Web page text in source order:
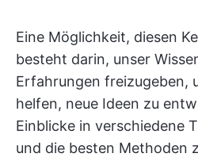
Eine Möglichkeit, diesen
besteht darin, unser
Erfahrungen freizugeben,
helfen, neue Ideen zu
Einblicke in verschiedene
und die besten Methoden